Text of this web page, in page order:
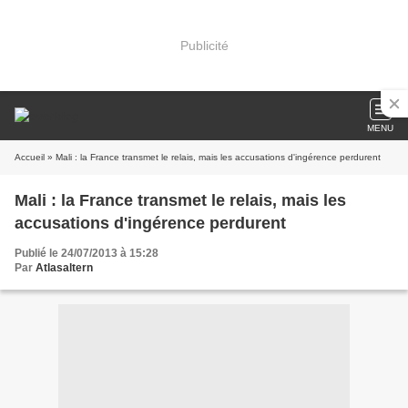
Publicité
MENU
Accueil » Mali : la France transmet le relais, mais les accusations d'ingérence perdurent
Mali : la France transmet le relais, mais les
accusations d'ingérence perdurent
Publié le 24/07/2013 à 15:28
Par Atlasaltern